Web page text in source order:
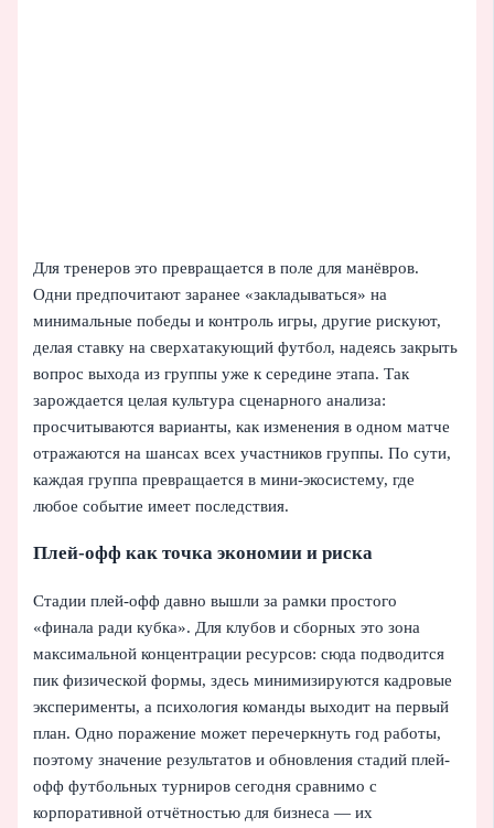
Для тренеров это превращается в поле для манёвров.
Одни предпочитают заранее «закладываться» на
минимальные победы и контроль игры, другие рискуют,
делая ставку на сверхатакующий футбол, надеясь закрыть
вопрос выхода из группы уже к середине этапа. Так
зарождается целая культура сценарного анализа:
просчитываются варианты, как изменения в одном матче
отражаются на шансах всех участников группы. По сути,
каждая группа превращается в мини-экосистему, где
любое событие имеет последствия.
Плей-офф как точка экономии и риска
Стадии плей-офф давно вышли за рамки простого
«финала ради кубка». Для клубов и сборных это зона
максимальной концентрации ресурсов: сюда подводится
пик физической формы, здесь минимизируются кадровые
эксперименты, а психология команды выходит на первый
план. Одно поражение может перечеркнуть год работы,
поэтому значение результатов и обновления стадий плей-
офф футбольных турниров сегодня сравнимо с
корпоративной отчётностью для бизнеса — их